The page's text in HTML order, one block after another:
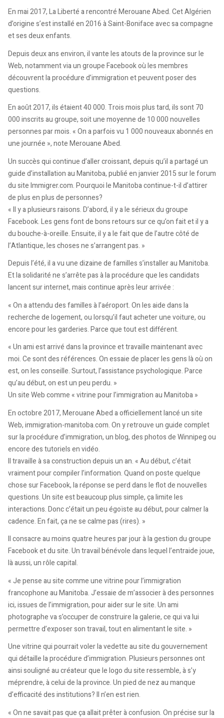
En mai 2017, La Liberté a rencontré Merouane Abed. Cet Algérien
d’origine s’est installé en 2016 à Saint-Boniface avec sa compagne
et ses deux enfants.
Depuis deux ans environ, il vante les atouts de la province sur le
Web, notamment via un groupe Facebook où les membres
découvrent la procédure d’immigration et peuvent poser des
questions.
En août 2017, ils étaient 40 000. Trois mois plus tard, ils sont 70
000 inscrits au groupe, soit une moyenne de 10 000 nouvelles
personnes par mois. « On a parfois vu 1 000 nouveaux abonnés en
une journée », note Merouane Abed.
Un succès qui continue d’aller croissant, depuis qu’il a partagé un
guide d’installation au Manitoba, publié en janvier 2015 sur le forum
du site Immigrer.com. Pourquoi le Manitoba continue-t-il d’attirer
de plus en plus de personnes?
« Il y a plusieurs raisons. D’abord, il y a le sérieux du groupe
Facebook. Les gens font de bons retours sur ce qu’on fait et il y a
du bouche-à-oreille. Ensuite, il y a le fait que de l’autre côté de
l’Atlantique, les choses ne s’arrangent pas. »
Depuis l’été, il a vu une dizaine de familles s’installer au Manitoba.
Et la solidarité ne s’arrête pas à la procédure que les candidats
lancent sur internet, mais continue après leur arrivée :
« On a attendu des familles à l’aéroport. On les aide dans la
recherche de logement, ou lorsqu’il faut acheter une voiture, ou
encore pour les garderies. Parce que tout est différent.
« Un ami est arrivé dans la province et travaille maintenant avec
moi. Ce sont des références. On essaie de placer les gens là où on
est, on les conseille. Surtout, l’assistance psychologique. Parce
qu’au début, on est un peu perdu. »
Un site Web comme « vitrine pour l’immigration au Manitoba »
En octobre 2017, Merouane Abed a officiellement lancé un site
Web, immigration-manitoba.com. On y retrouve un guide complet
sur la procédure d’immigration, un blog, des photos de Winnipeg ou
encore des tutoriels en vidéo.
Il travaille à sa construction depuis un an. « Au début, c’était
vraiment pour compiler l’information. Quand on poste quelque
chose sur Facebook, la réponse se perd dans le flot de nouvelles
questions. Un site est beaucoup plus simple, ça limite les
interactions. Donc c’était un peu égoïste au début, pour calmer la
cadence. En fait, ça ne se calme pas (rires). »
Il consacre au moins quatre heures par jour à la gestion du groupe
Facebook et du site. Un travail bénévole dans lequel l’entraide joue,
là aussi, un rôle capital.
« Je pense au site comme une vitrine pour l’immigration
francophone au Manitoba. J’essaie de m’associer à des personnes
ici, issues de l’immigration, pour aider sur le site. Un ami
photographe va s’occuper de construire la galerie, ce qui va lui
permettre d’exposer son travail, tout en alimentant le site. »
Une vitrine qui pourrait voler la vedette au site du gouvernement
qui détaille la procédure d’immigration. Plusieurs personnes ont
ainsi souligné au créateur que le logo du site ressemble, à s’y
méprendre, à celui de la province. Un pied de nez au manque
d’efficacité des institutions? Il n’en est rien.
« On ne savait pas que ça allait prêter à confusion. On précise sur la